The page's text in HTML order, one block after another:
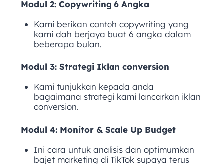
Modul 2: Copywriting 6 Angka
Kami berikan contoh copywriting yang
kami dah berjaya buat 6 angka dalam
beberapa bulan.
Modul 3: Strategi Iklan conversion
Kami tunjukkan kepada anda
bagaimana strategi kami lancarkan iklan
conversion.
Modul 4: Monitor & Scale Up Budget
Ini cara untuk analisis dan optimumkan
bajet marketing di TikTok supaya terus